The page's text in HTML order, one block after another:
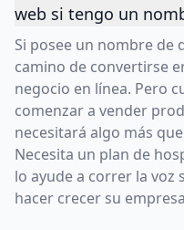
web si tengo un
Si posee un nombre de
camino de convertirse
negocio en línea. Pero
comenzar a vender
necesitará algo más
Necesita un plan de
lo ayude a correr la voz
hacer crecer su